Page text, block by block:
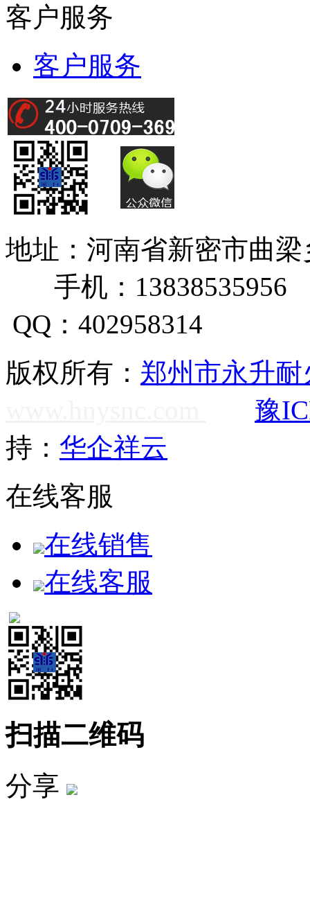
客户服务
客户服务
地址：河南省新密市
手机：
QQ：402958314
版权所有： 郑州市永升
豫
持： 华企祥云
在线客服
在线销售
在线客服
扫描二维码
分享